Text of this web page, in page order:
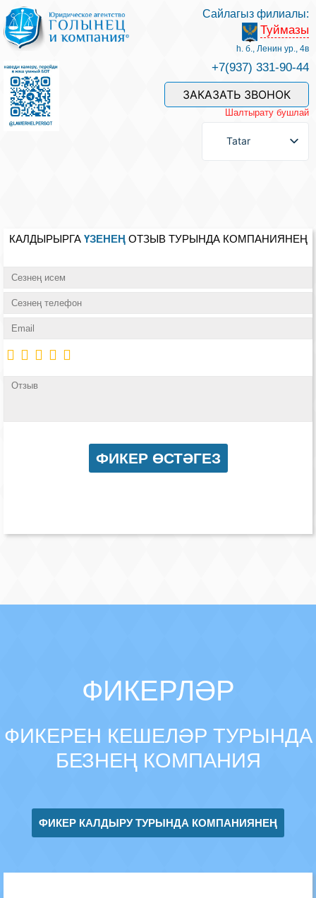
Хезмәтләре һәм безнең белгечләр
Хезмәт өчен түләү
Сорау бирергә
Файдалы мәкаләләр
Безнең җиңү
Видео турында безне
Сайлагыз филиалы:
Туймазы
һ. б., Ленин ур., 4в
+7(937) 331-90-44
ЗАКАЗАТЬ ЗВОНОК
Шалтырату бушлай
Tatar
КАЛДЫРЫРГА ҮЗЕНЕҢОТЗЫВ ТУРЫНДА КОМПАНИЯНЕҢ
ФИКЕРЛӘР
ФИКЕРЕН КЕШЕЛӘР ТУРЫНДА
БЕЗНЕҢ КОМПАНИЯ
ФИКЕР КАЛДЫРУ ТУРЫНДА КОМПАНИЯНЕҢ